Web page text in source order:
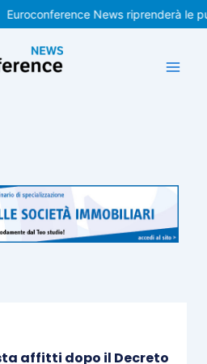
News riprenderà le
affitti dopo il Decreto